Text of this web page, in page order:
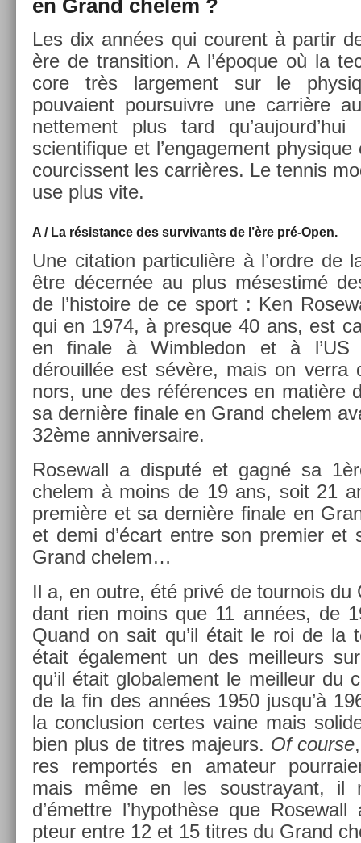
en Grand chelem ?
Les dix années qui co­urent à par­tir
ère de trans­i­tion. A l’époque où la
core très lar­ge­ment sur le
pouvaient pour­suiv­re une carrière
net­te­ment plus tard
scien­tifique et l’en­gage­ment
cour­cissent les carrières. Le ten­nis
use plus vite.
A / La résis­tance des sur­vivants de l’ère pré-Open.
Une cita­tion par­ticuliè­re à l’ordre de
être décernée au plus méses­timé
de l’his­toire de ce sport : Ken
qui en 1974, à pre­sque 40 ans, est
en fin­ale à Wimbledon et à l’US
dérouillée est sévère, mais on
nors, une des référ­ences en matière
sa dernière fin­ale en Grand chelem
32ème an­niver­saire.
Rosewall a dis­puté et gagné sa
chelem à moins de 19 ans, soit 21
première et sa dernière fin­ale en
et demi d’écart entre son pre­mi­er et
Grand chelem…
Il a, en outre, été privé de tour­nois
dant rien moins que 11 années, de
Quand on sait qu’il était le roi de la
était égale­ment un des meil­leurs
qu’il était globale­ment le meil­leur du
de la fin des années 1950 jusqu’à
la con­clus­ion cer­tes vaine mais
bien plus de tit­res majeurs. Of co­ur­se
res re­mportés en amateur
mais même en les soustrayant, il
d’émettre l’hypothèse que
pteur entre 12 et 15 tit­res du Grand